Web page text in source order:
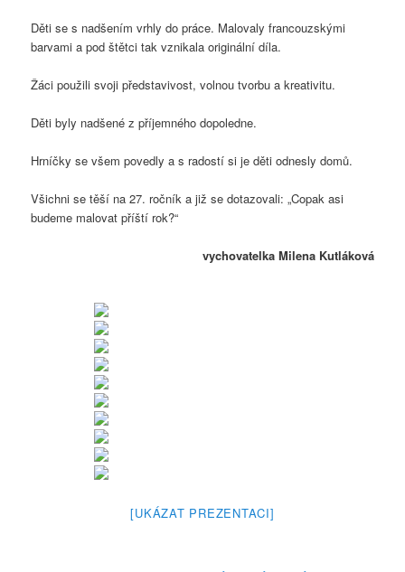
Děti se s nadšením vrhly do práce. Malovaly francouzskými
barvami a pod štětci tak vznikala originální díla.
Žáci použili svoji představivost, volnou tvorbu a kreativitu.
Děti byly nadšené z příjemného dopoledne.
Hrníčky se všem povedly a s radostí si je děti odnesly domů.
Všichni se těší na 27. ročník a již se dotazovali: „Copak asi
budeme malovat příští rok?“
vychovatelka Milena Kutláková
[UKÁZAT PREZENTACI]